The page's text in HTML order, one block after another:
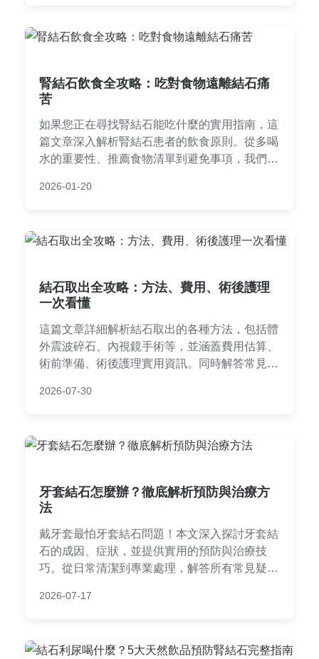
腎結石飲食全攻略：吃對食物遠離結石痛
苦
如果您正在尋找腎結石能吃什麼的實用指南，這
篇文章深入解析腎結石患者的飲食原則。從多喝
水的重要性、推薦食物清單到避免事項，我們提
分涵蓋鈣質攝取、草酸控制等關鍵問題，幫助您
2026-01-20
結石取出全攻略：方法、費用、術後護理
一次看懂
這篇文章詳細解析結石取出的各種方法，包括體
外震波碎石、內視鏡手術等，並涵蓋費用估算、
術前準備、術後護理實用資訊。同時解答常見問
助您全面了解結石取出過程，做出明智決定。
2026-07-30
牙套結石怎麼辦？徹底解析預防與治療方
法
戴牙套最怕牙套結石問題！本文深入探討牙套結
石的成因、症狀，並提供實用的預防與治療技
巧。從日常清潔到專業處理，解答所有常見疑
是長期佩戴，都能找到完整指南。
2026-07-17